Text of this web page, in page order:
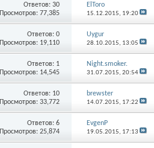
Ответов:30
Просмотров: 77,385
ElToro
15.12.2015, 19:20
Ответов:0
Просмотров: 19,110
Uygur
28.10.2015, 13:05
Ответов: 1
Просмотров: 14,545
Night.smoker.
31.07.2015, 20:54
Ответов: 10
Просмотров: 33,772
brewster
14.07.2015, 17:22
Ответов:6
Просмотров: 25,874
EvgenP
19.05.2015, 17:13